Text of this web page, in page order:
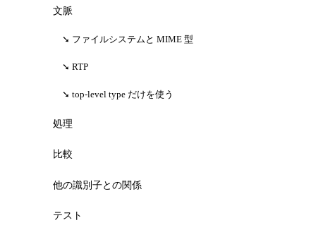
文脈
ファイルシステムと MIME 型
RTP
top-level type だけを使う
処理
比較
他の識別子との関係
テスト